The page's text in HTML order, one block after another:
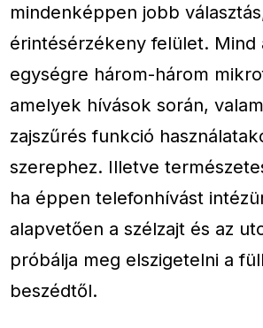
mindenképpen jobb
érintésérzékeny felület. Mind
egységre három-három
amelyek hívások során,
zajszűrés funkció
szerephez. Illetve
ha éppen telefonhívást
alapvetően a szélzajt és az
próbálja meg elszigetelni a
beszédtől.